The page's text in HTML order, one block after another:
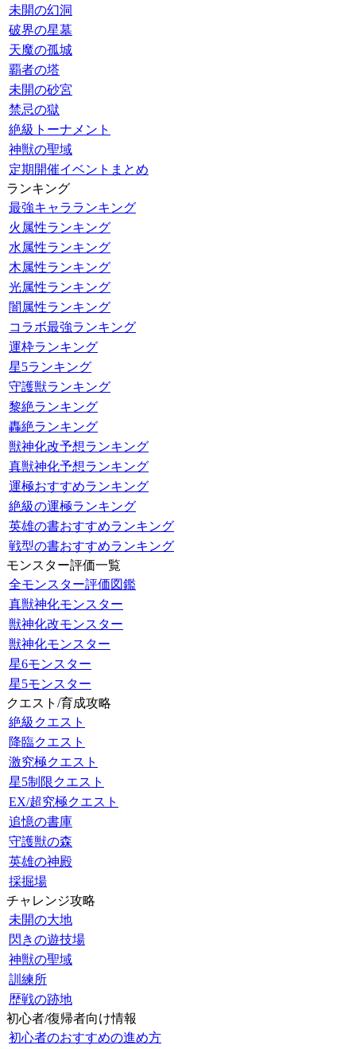
未開の幻洞
破界の星墓
天魔の孤城
覇者の塔
未開の砂宮
禁忌の獄
絶級トーナメント
神獣の聖域
定期開催イベントまとめ
ランキング
最強キャラランキング
火属性ランキング
水属性ランキング
木属性ランキング
光属性ランキング
闇属性ランキング
コラボ最強ランキング
運枠ランキング
星5ランキング
守護獣ランキング
黎絶ランキング
轟絶ランキング
獣神化改予想ランキング
真獣神化予想ランキング
運極おすすめランキング
絶級の運極ランキング
英雄の書おすすめランキング
戦型の書おすすめランキング
モンスター評価一覧
全モンスター評価図鑑
真獣神化モンスター
獣神化改モンスター
獣神化モンスター
星6モンスター
星5モンスター
クエスト/育成攻略
絶級クエスト
降臨クエスト
激究極クエスト
星5制限クエスト
EX/超究極クエスト
追憶の書庫
守護獣の森
英雄の神殿
採掘場
チャレンジ攻略
未開の大地
閃きの遊技場
神獣の聖域
訓練所
歴戦の跡地
初心者/復帰者向け情報
初心者のおすすめの進め方